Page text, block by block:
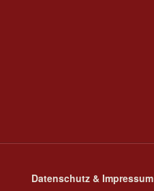
Datenschutz & Impressum